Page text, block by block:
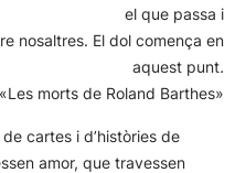
el que passa i
nosaltres. El dol comença en
aquest punt.
morts de Roland Barthes»
cartes i d’històries de
amor, que travessen